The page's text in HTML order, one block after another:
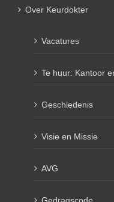
Over Keurdokter
Vacatures
Te huur: Kantoor
Geschiedenis
Visie en Missie
AVG